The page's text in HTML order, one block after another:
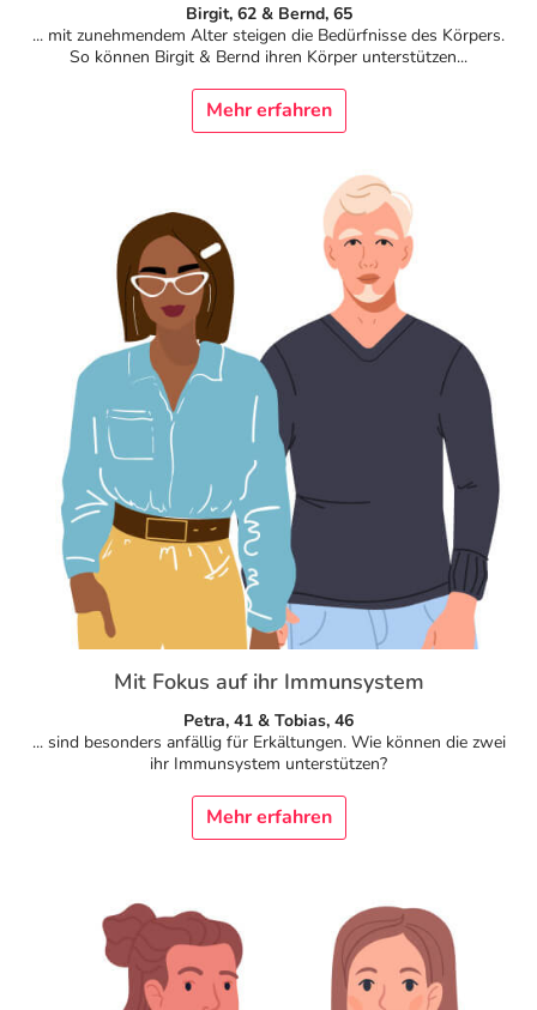
Birgit, 62 & Bernd, 65
... mit zunehmendem Alter steigen die Bedürfnisse des Körpers.
So können Birgit & Bernd ihren Körper unterstützen...
Mehr erfahren
Mit Fokus auf ihr Immunsystem
Petra, 41 & Tobias, 46
... sind besonders anfällig für Erkältungen. Wie können die zwei
ihr Immunsystem unterstützen?
Mehr erfahren